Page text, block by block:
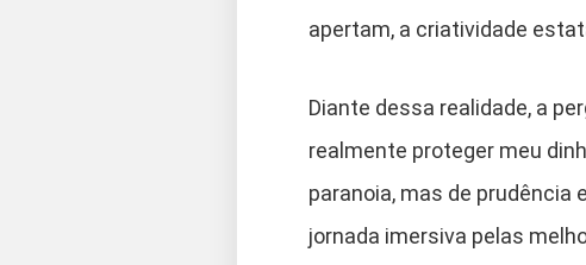
apertam, a criatividade
Diante dessa realidade, a
realmente proteger meu
paranoia, mas de prudência
jornada imersiva pelas